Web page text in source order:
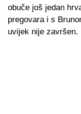
obuče još jedan
pregovara i s
uvijek nije završen.